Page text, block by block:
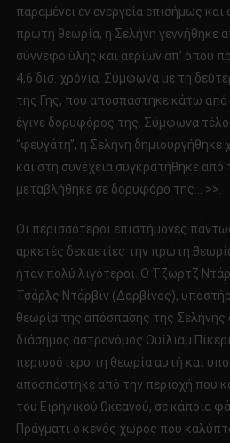
παραμένει εν ενεργεία επισήμως
πρώτη θεωρία, η Σελήνη γεννήθηκε
σύννεφο ύλης και αερίων απ’ όπου
4,6 δισ. χρόνια. Σύμφωνα με τη
της Γης, που αποσπάστηκε κάτω από
έγινε δορυφόρος της. Σύμφωνα
“φευγάτη”, η Σελήνη δημιουργήθηκε
και στη συνέχεια συγκρατήθηκε από
μεταβλήθηκε σε δορυφόρο της… >>.
Οι περισσότεροι επιστήμονες
αρκετές δεκαετίες την πρώτη
ήταν πολύ λιγότεροι. Ο Τζωρτζ
Τσάρλς Ντάρβιν (Δαρβίνος),
θεωρία της απόσπασης της Σελήνης
διάσημος αστρονόμος Ουίλιαμ
περισσότερο τη θεωρία αυτή και
αποσπάστηκε από την περιοχή που
του Ειρηνικού Ωκεανού, σε κάποια
Πράγματι ο κενός χώρος που